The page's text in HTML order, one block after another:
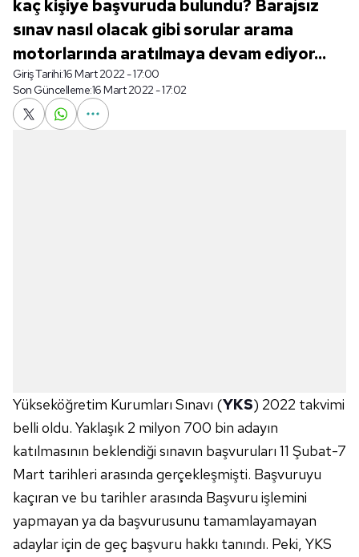
kaç kişiye başvuruda bulundu? Barajsız
sınav nasıl olacak gibi sorular arama
motorlarında aratılmaya devam ediyor...
Giriş Tarihi:16 Mart 2022 - 17:00
Son Güncelleme:16 Mart 2022 - 17:02
Yükseköğretim Kurumları Sınavı (YKS) 2022 takvimi
belli oldu. Yaklaşık 2 milyon 700 bin adayın
katılmasının beklendiği sınavın başvuruları 11 Şubat-7
Mart tarihleri arasında gerçekleşmişti. Başvuruyu
kaçıran ve bu tarihler arasında Başvuru işlemini
yapmayan ya da başvurusunu tamamlayamayan
adaylar için de geç başvuru hakkı tanındı. Peki, YKS